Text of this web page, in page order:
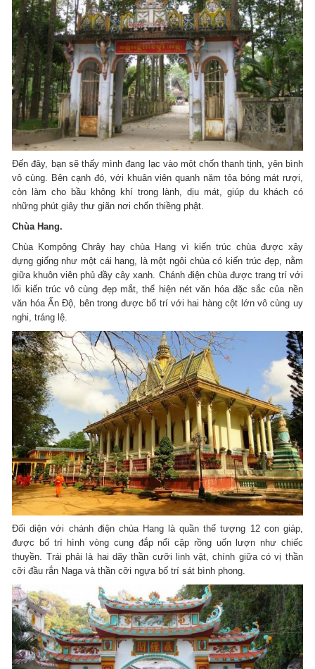
Đến đây, bạn sẽ thấy mình đang lạc vào một chốn thanh tịnh, yên bình
vô cùng. Bên cạnh đó, với khuân viên quanh năm tỏa bóng mát rượi,
còn làm cho bầu không khí trong lành, dịu mát, giúp du khách có
những phút giây thư giãn nơi chốn thiềng phật.
Chùa Hang.
Chùa Kompông Chrây hay chùa Hang vì kiến trúc chùa được xây
dựng giống như một cái hang, là một ngôi chùa có kiến trúc đẹp, nằm
giữa khuôn viên phủ đầy cây xanh. Chánh điện chùa được trang trí với
lối kiến trúc vô cùng đẹp mắt, thể hiện nét văn hóa đặc sắc của nền
văn hóa Ấn Độ, bên trong được bố trí với hai hàng cột lớn vô cùng uy
nghi, tráng lệ.
Đối diện với chánh điện chùa Hang là quần thể tượng 12 con giáp,
được bố trí hình vòng cung đắp nổi cặp rồng uốn lượn như chiếc
thuyền. Trái phải là hai dãy thần cưỡi linh vật, chính giữa có vị thần
cỡi đầu rắn Naga và thần cỡi ngựa bố trí sát bình phong.